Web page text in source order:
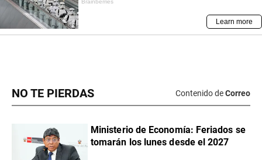
NO TE PIERDAS Contenido deCorreo
Ministerio de Economía: Feriados se
tomarán los lunes desde el 2027